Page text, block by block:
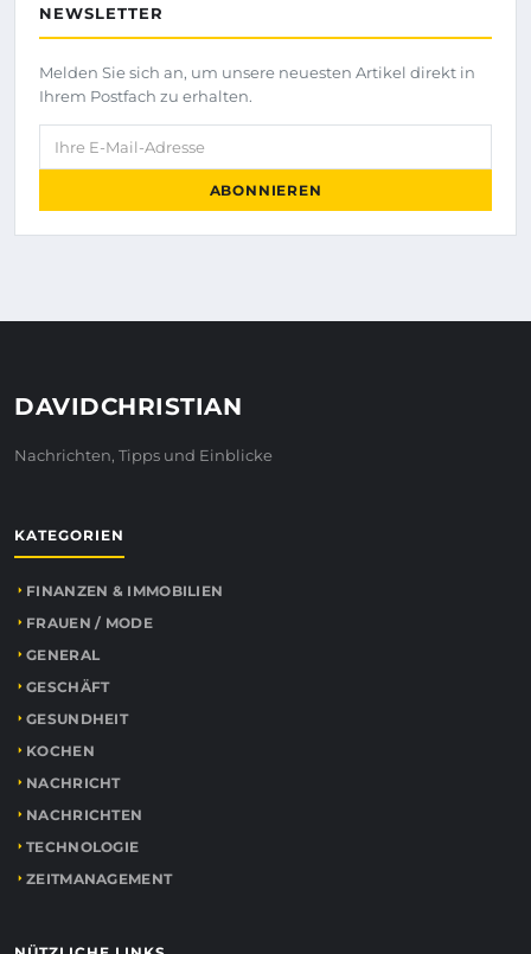
NEWSLETTER
Melden Sie sich an, um unsere neuesten Artikel direkt in
Ihrem Postfach zu erhalten.
Ihre E-Mail-Adresse
ABONNIEREN
DAVIDCHRISTIAN
Nachrichten, Tipps und Einblicke
KATEGORIEN
FINANZEN & IMMOBILIEN
FRAUEN / MODE
GENERAL
GESCHÄFT
GESUNDHEIT
KOCHEN
NACHRICHT
NACHRICHTEN
TECHNOLOGIE
ZEITMANAGEMENT